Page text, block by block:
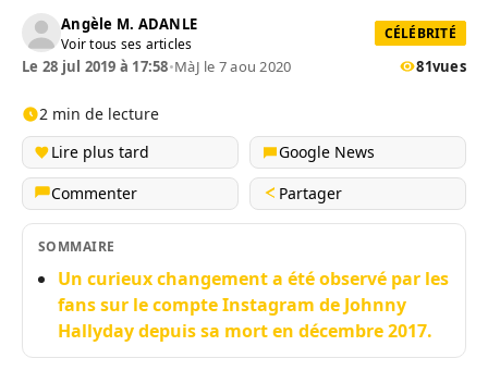
Angèle M. ADANLE
Voir tous ses articles
CÉLÉBRITÉ
Le 28 jul 2019 à 17:58•MàJ le 7 aou 2020 81vues
2 min de lecture
Lire plus tard
Google News
Commenter
Partager
SOMMAIRE
Un curieux changement a été observé par les
fans sur le compte Instagram de Johnny
Hallyday depuis sa mort en décembre 2017.